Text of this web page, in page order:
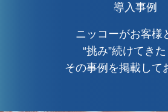
導入事例
ニッコーがお客様
“挑み”続けてき
その事例を掲載して